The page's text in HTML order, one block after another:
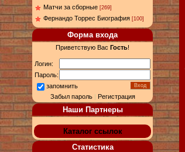
Матчи за сборные [269]
Фернандо Торрес Биография [100]
Форма входа
Приветствую Вас Гость!
Логин:
Пароль:
запомнить
Забыл пароль| Регистрация
Наши Партнеры
Каталог ссылок
Статистика